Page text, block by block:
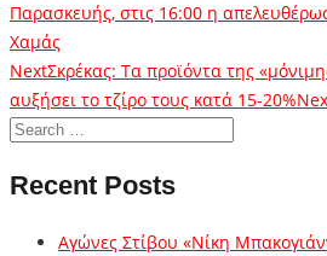
Παρασκευής, στις 16:00 η
Χαμάς
NextΣκρέκας: Τα προϊόντα της
αυξήσει το τζίρο τους κατά 15-20%
Recent Posts
Αγώνες Στίβου «Νίκη